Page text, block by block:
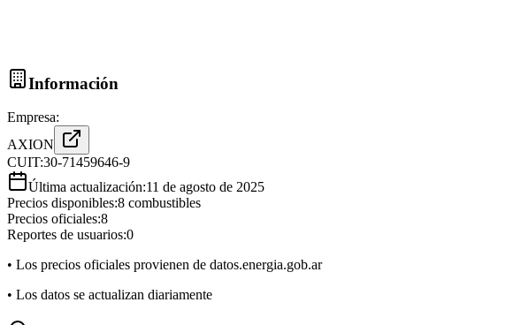
Información
Empresa:
AXION
CUIT:30-71459646-9
Última actualización:11 de agosto de 2025
Precios disponibles:8 combustibles
Precios oficiales:8
Reportes de usuarios:0
• Los precios oficiales provienen de datos.energia.gob.ar
• Los datos se actualizan diariamente